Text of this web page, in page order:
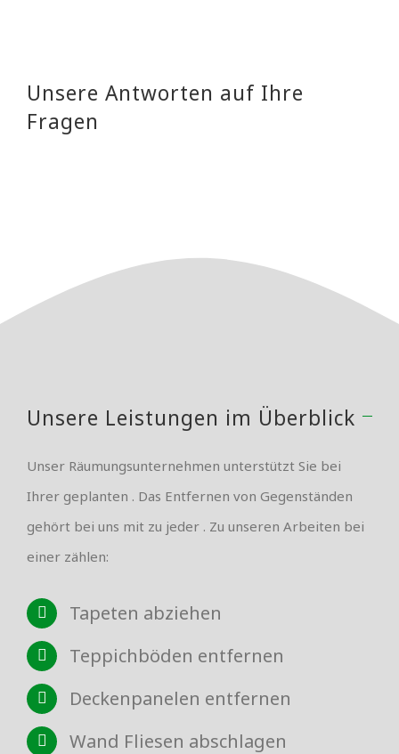
Unsere Antworten auf Ihre
Fragen
Unsere Leistungen im Überblick
Unser Räumungsunternehmen unterstützt Sie bei
Ihrer geplanten . Das Entfernen von Gegenständen
gehört bei uns mit zu jeder . Zu unseren Arbeiten bei
einer zählen:
Tapeten abziehen
Teppichböden entfernen
Deckenpanelen entfernen
Wand Fliesen abschlagen